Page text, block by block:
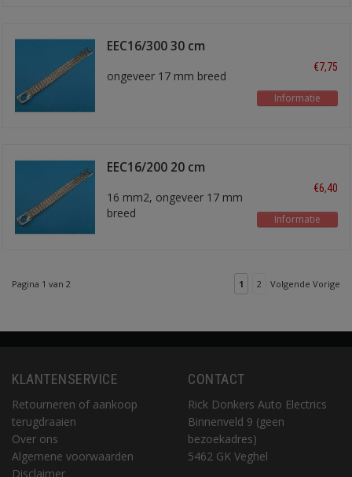
EEC16/300 30 cm
ongeveer 17 mm breed
€7,75
Informatie
EEC16/200 20 cm
16 mm2, ongeveer 17 mm
breed
€6,40
Informatie
Pagina 1 van 2 1 2 Volgende Vorige
KLANTENSERVICE
Retourneren of aankoop
terugdraaien
Over ons
Algemene voorwaarden
Disclaimer
CONTACT
Rick Donkers Auto Electrics
Binnenveld 9 (geen
bezoekadres)
5462 GK Veghel